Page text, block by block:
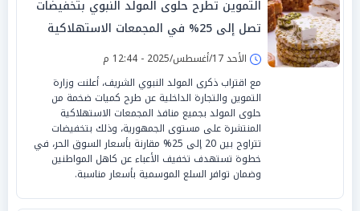
التموين تطرح حلوى المولد النبوي بتخفيضات
تصل إلى 25% في المجمعات الاستهلاكية
الأحد 17/أغسطس/2025 - 12:44 م
مع اقتراب ذكرى المولد النبوي الشريف، أعلنت وزارة
التموين والتجارة الداخلية عن طرح كميات ضخمة من
حلوى المولد بجميع منافذ المجمعات الاستهلاكية
المنتشرة على مستوى الجمهورية، وذلك بتخفيضات
تتراوح بين 20 إلى 25% مقارنة بأسعار السوق الحر، في
خطوة تستهدف تخفيف الأعباء عن كاهل المواطنين
وضمان توافر السلع الموسمية بأسعار مناسبة.